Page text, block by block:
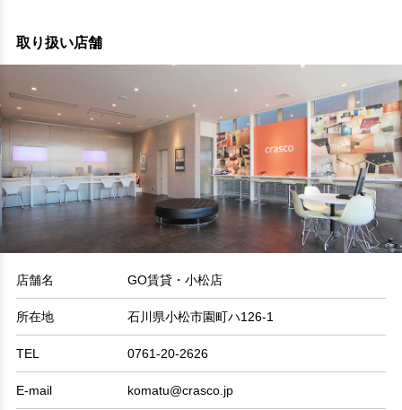
取り扱い店舗
店舗名 GO賃貸・小松店
所在地 石川県小松市園町ハ126-1
TEL 0761-20-2626
E-mail komatu@crasco.jp